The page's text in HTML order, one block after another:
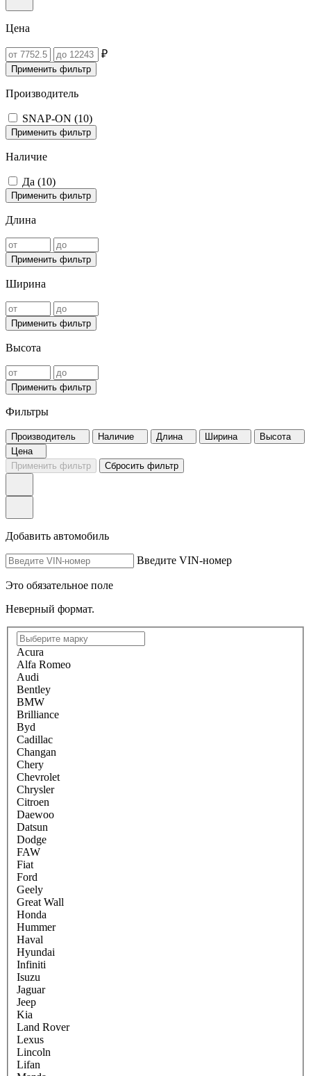
Цена
₽
Применить фильтр
Производитель
SNAP-ON (10)
Применить фильтр
Наличие
Да (10)
Применить фильтр
Длина
Применить фильтр
Ширина
Применить фильтр
Высота
Применить фильтр
Фильтры
Производитель Наличие Длина Ширина
Высота
Цена
Применить фильтр
Сбросить фильтр
Добавить автомобиль
Введите VIN-номер
Это обязательное поле
Неверный формат.
Acura
Alfa Romeo
Audi
Bentley
BMW
Brilliance
Byd
Cadillac
Changan
Chery
Chevrolet
Chrysler
Citroen
Daewoo
Datsun
Dodge
FAW
Fiat
Ford
Geely
Great Wall
Honda
Hummer
Haval
Hyundai
Infiniti
Isuzu
Jaguar
Jeep
Kia
Land Rover
Lexus
Lincoln
Lifan